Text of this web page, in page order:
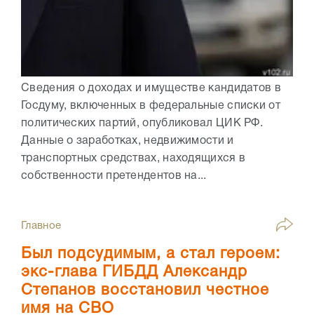
Сведения о доходах и имуществе кандидатов в
Госдуму, включенных в федеральные списки от
политических партий, опубликовал ЦИК РФ.
Данные о заработках, недвижимости и
транспортных средствах, находящихся в
собственности претендентов на...
Главное
Был подсудимым, а стал героем:
экс-глава ГИБДД Александр
Степанов восстановил честное
имя на СВО